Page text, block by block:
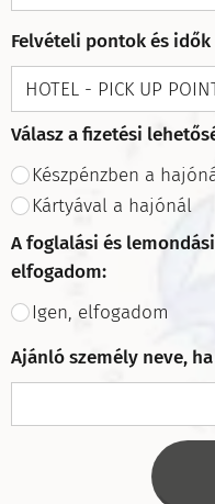
Felvételi pontok és idők
Válasz a fizetési
Készpénzben a
Kártyával a hajónál
A foglalási és
elfogadom:
Igen, elfogadom
Ajánló személy neve,